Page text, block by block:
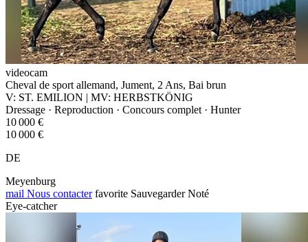
videocam
Cheval de sport allemand, Jument, 2 Ans, Bai brun
V: ST. EMILION | MV: HERBSTKÖNIG
Dressage · Reproduction · Concours complet · Hunter
10 000 €
10 000 €
DE
Meyenburg
mail Nous contacter favorite Sauvegarder Noté
Eye-catcher